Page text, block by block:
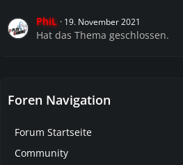
PhiL 19. November 2021
Hat das Thema geschlossen.
Foren Navigation
Forum Startseite
Community